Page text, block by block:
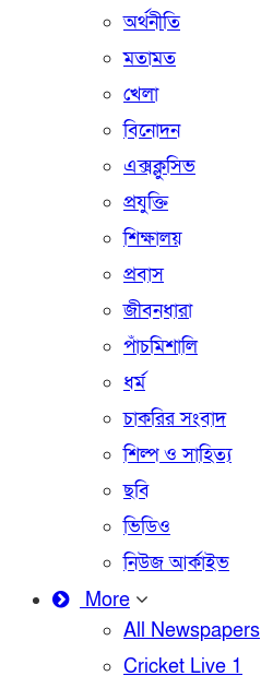
অর্থনীতি
মতামত
খেলা
বিনোদন
এক্সক্লুসিভ
প্রযুক্তি
শিক্ষালয়
প্রবাস
জীবনধারা
পাঁচমিশালি
ধর্ম
চাকরির সংবাদ
শিল্প ও সাহিত্য
ছবি
ভিডিও
নিউজ আর্কাইভ
More
All Newspapers
Cricket Live 1